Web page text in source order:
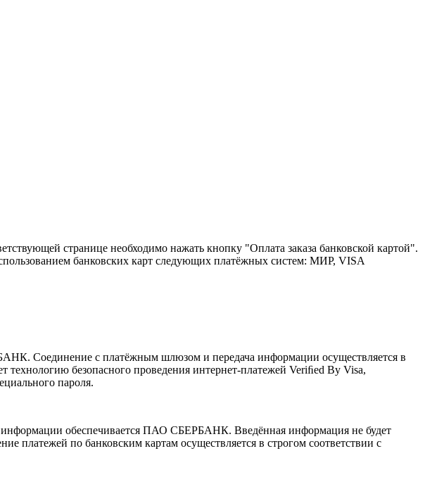
странице необходимо нажать кнопку "Оплата заказа банковской картой".
банковских карт следующих платёжных систем: МИР, VISA
Соединение с платёжным шлюзом и передача информации осуществляется в
безопасного проведения интернет-платежей Veriﬁed By Visa,
пароля.
обеспечивается ПАО СБЕРБАНК. Введённая информация не будет
платежей по банковским картам осуществляется в строгом соответствии с